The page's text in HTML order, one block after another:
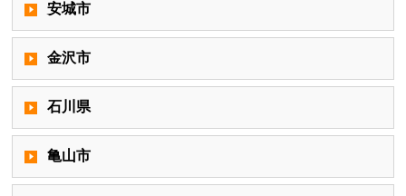
安城市
金沢市
石川県
亀山市